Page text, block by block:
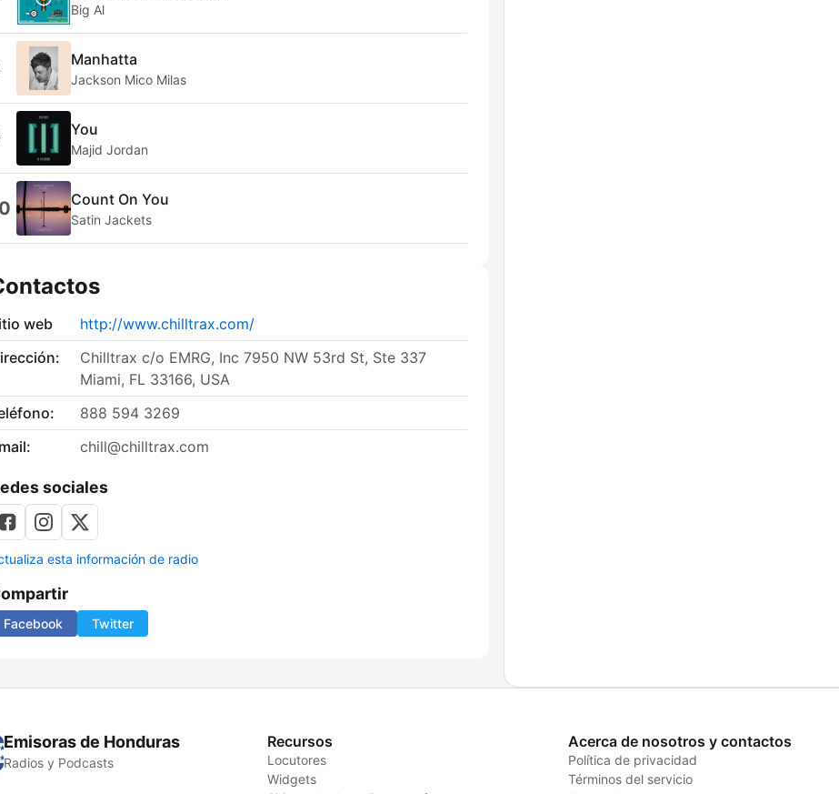
Big Al
Manhatta
Jackson Mico Milas
You
Majid Jordan
Count On You
Satin Jackets
web
http://www.chilltrax.com/
Chilltrax c/o EMRG, Inc 7950 NW 53rd St, Ste 337
Miami, FL 33166, USA
888 594 3269
chill@chilltrax.com
sociales
esta información de radio
Facebook Twitter
Emisoras de Honduras
Radios y Podcasts
Recursos
Locutores
Widgets
Acerca de nosotros y contactos
Política de privacidad
Términos del servicio